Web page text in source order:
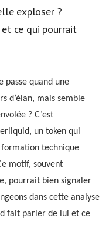
exploser ?
et ce qui pourrait
passe quand une
d’élan, mais semble
? C’est
un token qui
technique
motif, souvent
pourrait bien signaler
dans cette analyse
fait parler de lui et ce